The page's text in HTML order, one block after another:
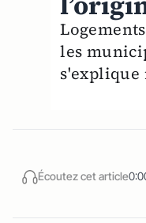
les
Écoutez cet article